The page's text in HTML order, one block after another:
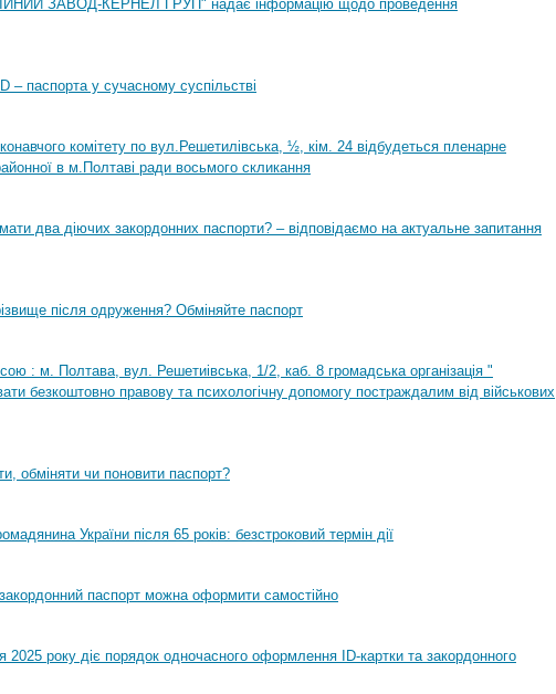
ЗАВОД-КЕРНЕЛ ГРУП" надає інформацію щодо проведення
– паспорта у сучасному суспільстві
комітету по вул.Решетилівська, ½, кім. 24 відбудеться пленарне
в м.Полтаві ради восьмого скликання
два діючих закордонних паспорти? – відповідаємо на актуальне запитання
після одруження? Обміняйте паспорт
: м. Полтава, вул. Решетиівська, 1/2, каб. 8 громадська організація "
безкоштовно правову та психологічну допомогу постраждалим від військових
обміняти чи поновити паспорт?
України після 65 років: безстроковий термін дії
паспорт можна оформити самостійно
року діє порядок одночасного оформлення ID-картки та закордонного